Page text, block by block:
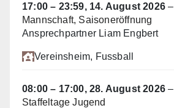
17:00 – 23:59, 14. August 2026 –
Mannschaft, Saisoneröffnung
Ansprechpartner Liam Engbert
Vereinsheim, Fussball
08:00 – 17:00,28. August 2026 –
Staffeltage Jugend